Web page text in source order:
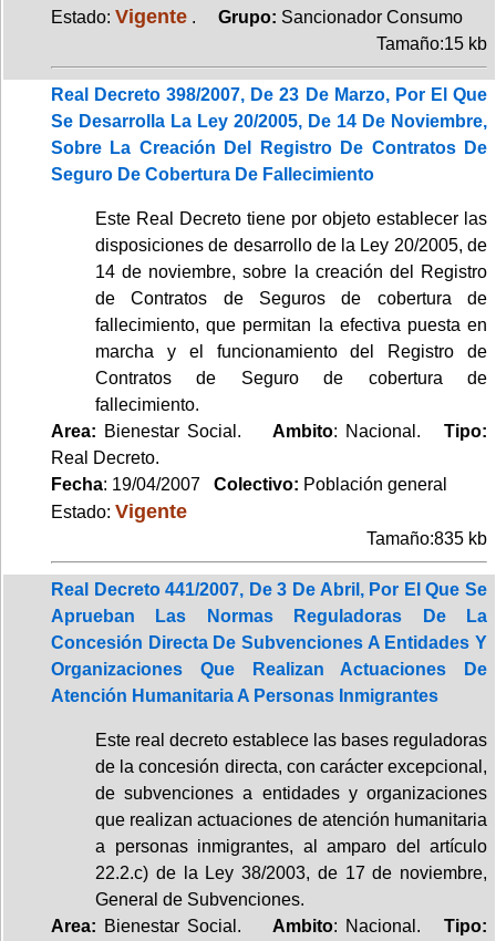
Estado: Vigente . Grupo: Sancionador Consumo
Tamaño:15 kb
Real Decreto 398/2007, De 23 De Marzo, Por El Que
Se Desarrolla La Ley 20/2005, De 14 De Noviembre,
Sobre La Creación Del Registro De Contratos De
Seguro De Cobertura De Fallecimiento
Este Real Decreto tiene por objeto establecer las
disposiciones de desarrollo de la Ley 20/2005, de
14 de noviembre, sobre la creación del Registro
de Contratos de Seguros de cobertura de
fallecimiento, que permitan la efectiva puesta en
marcha y el funcionamiento del Registro de
Contratos de Seguro de cobertura de
fallecimiento.
Area: Bienestar Social. Ambito: Nacional. Tipo:
Real Decreto.
Fecha: 19/04/2007 Colectivo: Población general
Estado: Vigente
Tamaño:835 kb
Real Decreto 441/2007, De 3 De Abril, Por El Que Se
Aprueban Las Normas Reguladoras De La
Concesión Directa De Subvenciones A Entidades Y
Organizaciones Que Realizan Actuaciones De
Atención Humanitaria A Personas Inmigrantes
Este real decreto establece las bases reguladoras
de la concesión directa, con carácter excepcional,
de subvenciones a entidades y organizaciones
que realizan actuaciones de atención humanitaria
a personas inmigrantes, al amparo del artículo
22.2.c) de la Ley 38/2003, de 17 de noviembre,
General de Subvenciones.
Area: Bienestar Social. Ambito: Nacional. Tipo: